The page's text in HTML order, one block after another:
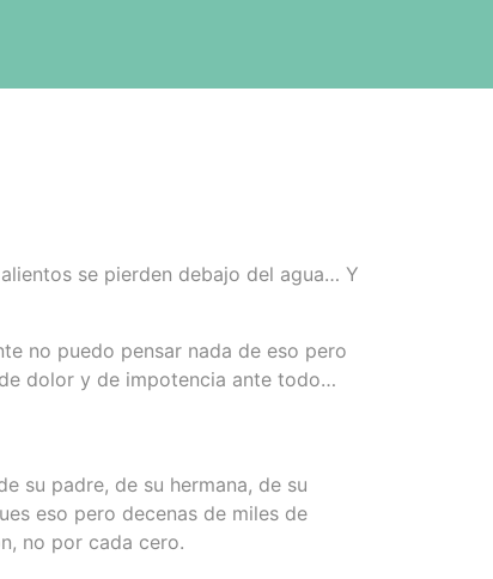
se pierden debajo del agua… Y
no puedo pensar nada de eso pero
dolor y de impotencia ante todo…
su padre, de su hermana, de su
eso pero decenas de miles de
no por cada cero.